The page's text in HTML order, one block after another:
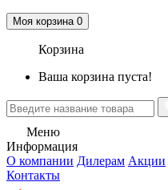
Моя корзина 0
Корзина
Ваша корзина пуста!
Меню
Информация
О компании Дилерам Акции
Контакты